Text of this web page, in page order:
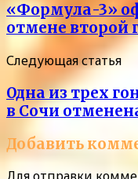
«Формула-3»
отмене второй
Следующая статья
Одна из трех
в Сочи
Добавить